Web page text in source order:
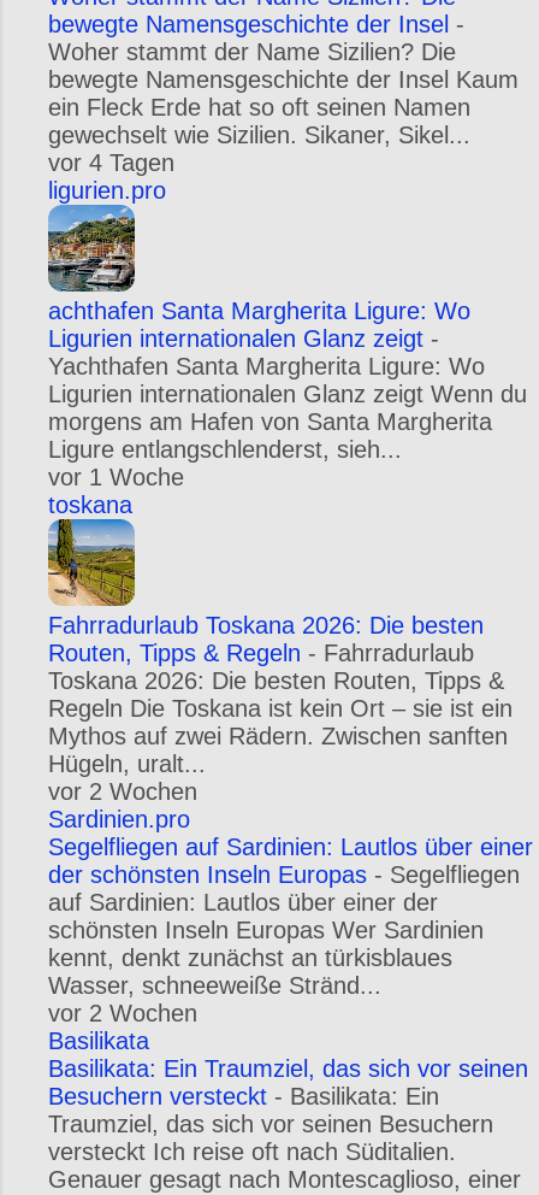
bewegte Namensgeschichte der Insel -
Woher stammt der Name Sizilien? Die
bewegte Namensgeschichte der Insel Kaum
ein Fleck Erde hat so oft seinen Namen
gewechselt wie Sizilien. Sikaner, Sikel...
vor 4 Tagen
ligurien.pro
achthafen Santa Margherita Ligure: Wo
Ligurien internationalen Glanz zeigt -
Yachthafen Santa Margherita Ligure: Wo
Ligurien internationalen Glanz zeigt Wenn du
morgens am Hafen von Santa Margherita
Ligure entlangschlenderst, sieh...
vor 1 Woche
toskana
Fahrradurlaub Toskana 2026: Die besten
Routen, Tipps & Regeln - Fahrradurlaub
Toskana 2026: Die besten Routen, Tipps &
Regeln Die Toskana ist kein Ort – sie ist ein
Mythos auf zwei Rädern. Zwischen sanften
Hügeln, uralt...
vor 2 Wochen
Sardinien.pro
Segelfliegen auf Sardinien: Lautlos über einer
der schönsten Inseln Europas - Segelfliegen
auf Sardinien: Lautlos über einer der
schönsten Inseln Europas Wer Sardinien
kennt, denkt zunächst an türkisblaues
Wasser, schneeweiße Stränd...
vor 2 Wochen
Basilikata
Basilikata: Ein Traumziel, das sich vor seinen
Besuchern versteckt - Basilikata: Ein
Traumziel, das sich vor seinen Besuchern
versteckt Ich reise oft nach Süditalien.
Genauer gesagt nach Montescaglioso, einer